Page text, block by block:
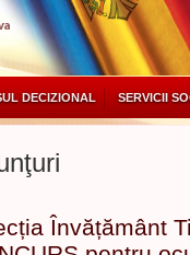
DECIZIONAL SERVICII
Învățământ